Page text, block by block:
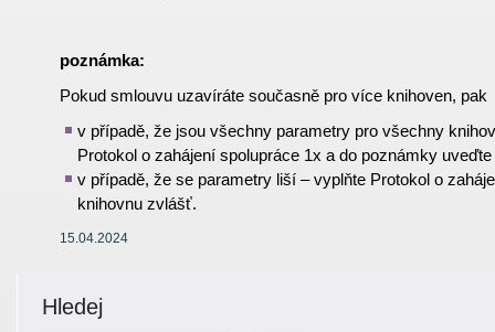
poznámka:
Pokud smlouvu uzavíráte současně pro více knihoven, pak
v případě, že jsou všechny parametry pro všechny
Protokol o zahájení spolupráce 1x a do poznámky
v případě, že se parametry liší – vyplňte Protokol o
knihovnu zvlášť.
15.04.2024
Hledej